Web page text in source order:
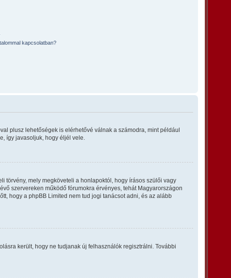
kapcsolatban?
plusz lehetőségek is elérhetővé válnak a számodra, mint például
így javasoljuk, hogy éljél vele.
törvény, mely megköveteli a honlapoktól, hogy írásos szülői vagy
szervereken működő fórumokra érvényes, tehát Magyarországon
hogy a phpBB Limited nem tud jogi tanácsot adni, és az alább
került, hogy ne tudjanak új felhasználók regisztrálni. További